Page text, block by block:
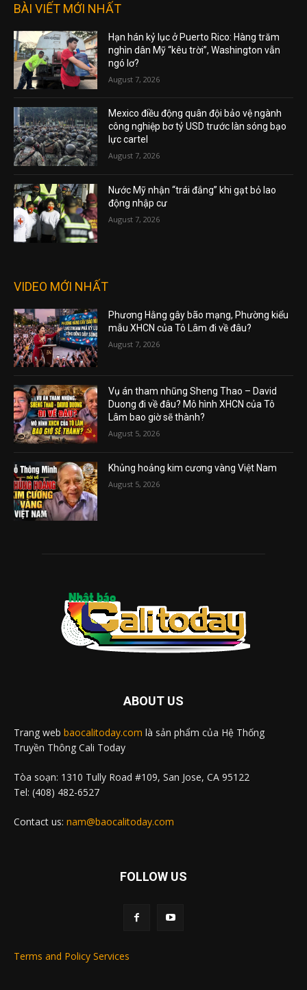
BÀI VIẾT MỚI NHẤT
Hạn hán kỷ lục ở Puerto Rico: Hàng trăm
nghìn dân Mỹ “kêu trời”, Washington vẫn
ngó lơ?
August 7, 2026
Mexico điều động quân đội bảo vệ ngành
công nghiệp bơ tỷ USD trước làn sóng bạo
lực cartel
August 7, 2026
Nước Mỹ nhận “trái đắng” khi gạt bỏ lao
động nhập cư
August 7, 2026
VIDEO MỚI NHẤT
Phương Hằng gây bão mạng, Phường kiểu
mẫu XHCN của Tô Lâm đi về đâu?
August 7, 2026
Vụ án tham nhũng Sheng Thao – David
Duong đi về đâu? Mô hình XHCN của Tô
Lâm bao giờ sẽ thành?
August 5, 2026
Khủng hoảng kim cương vàng Việt Nam
August 5, 2026
ABOUT US
Trang web baocalitoday.com là sản phẩm của Hệ Thống
Truyền Thông Cali Today
Tòa soạn: 1310 Tully Road #109, San Jose, CA 95122
Tel: (408) 482-6527
Contact us: nam@baocalitoday.com
FOLLOW US
Terms and Policy Services